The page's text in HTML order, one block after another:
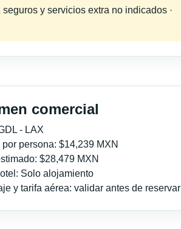
y servicios extra no indicados ·
comercial
- LAX
por persona: $14,239 MXN
$28,479 MXN
Solo alojamiento
y tarifa aérea: validar antes de reservar